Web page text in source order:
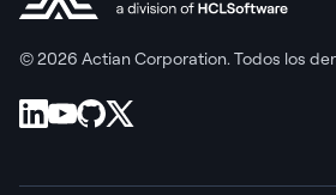
© 2026 Actian Corporation. Todos los